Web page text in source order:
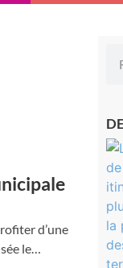
d’une
le…